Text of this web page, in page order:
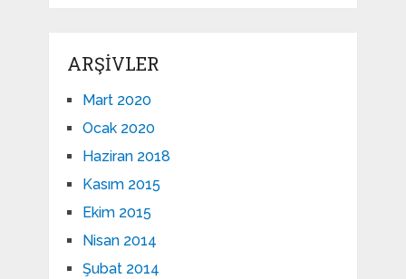
ARŞIVLER
Mart 2020
Ocak 2020
Haziran 2018
Kasım 2015
Ekim 2015
Nisan 2014
Şubat 2014